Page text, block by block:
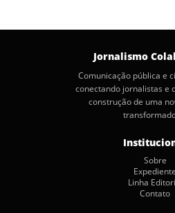
Jornalismo
Comunicação pública e
conectando jornalistas e
construção de uma
Sobre
Expediente
Linha
Contato